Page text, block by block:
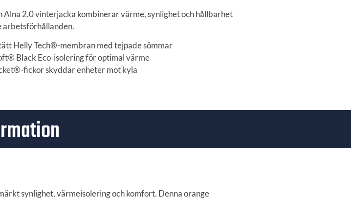
Alna 2.0 vinterjacka kombinerar värme, synlighet och hållbarhet
arbetsförhållanden.
Helly Tech®-membran med tejpade sömmar
Black Eco-isolering för optimal värme
fickor skyddar enheter mot kyla
synlighet, värmeisolering och komfort. Denna orange